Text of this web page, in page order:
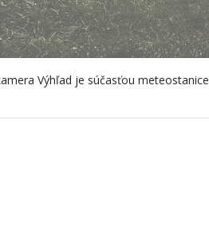
Výhľad je súčasťou meteostanice